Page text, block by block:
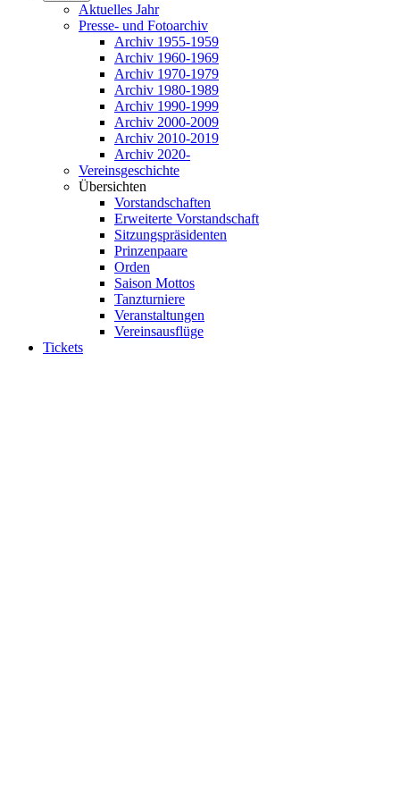
Aktuelles Jahr
Presse- und Fotoarchiv
Archiv 1955-1959
Archiv 1960-1969
Archiv 1970-1979
Archiv 1980-1989
Archiv 1990-1999
Archiv 2000-2009
Archiv 2010-2019
Archiv 2020-
Vereinsgeschichte
Übersichten
Vorstandschaften
Erweiterte Vorstandschaft
Sitzungspräsidenten
Prinzenpaare
Orden
Saison Mottos
Tanzturniere
Veranstaltungen
Vereinsausflüge
Tickets